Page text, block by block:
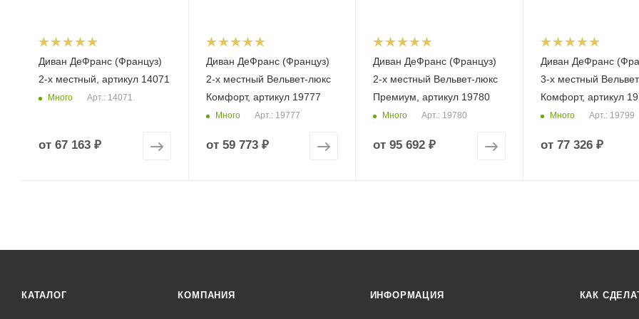
Диван ДеФранс (Француз)
2-х местный, артикул 14071
Много Арт.: 14071
от 67 163 ₽
Диван ДеФранс (Француз)
2-х местный Вельвет-люкс
Комфорт, артикул 19777
Много Арт.: 19777
от 59 773 ₽
Диван ДеФранс (Француз)
2-х местный Вельвет-люкс
Премиум, артикул 19780
Много Арт.: 19780
от 95 692 ₽
Диван ДеФранс
3-х местный
Комфорт, артикул
Много Арт.: 19799
от 77 326 ₽
КАТАЛОГ КОМПАНИЯ ИНФОРМАЦИЯ КАК